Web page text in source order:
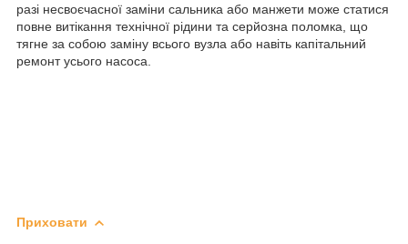
разі несвоєчасної заміни сальника або манжети може статися
повне витікання технічної рідини та серйозна поломка, що
тягне за собою заміну всього вузла або навіть капітальний
ремонт усього насоса.
Приховати